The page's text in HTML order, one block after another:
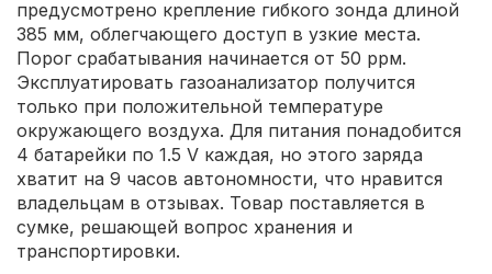
предусмотрено крепление гибкого зонда длиной
385 мм, облегчающего доступ в узкие места.
Порог срабатывания начинается от 50 ррм.
Эксплуатировать газоанализатор получится
только при положительной температуре
окружающего воздуха. Для питания понадобится
4 батарейки по 1.5 V каждая, но этого заряда
хватит на 9 часов автономности, что нравится
владельцам в отзывах. Товар поставляется в
сумке, решающей вопрос хранения и
транспортировки.